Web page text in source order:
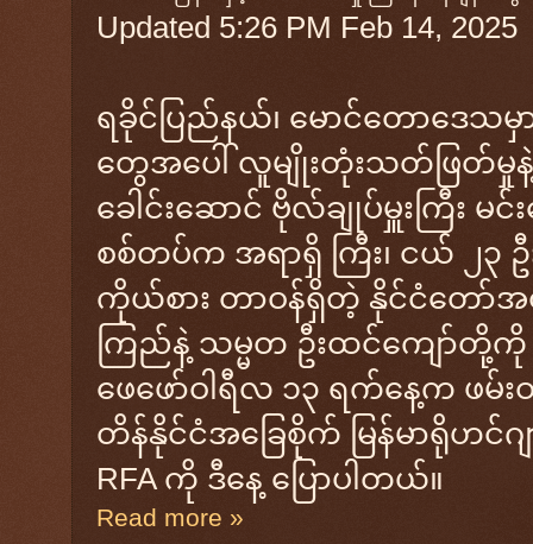
Updated 5:26 PM Feb 14, 2025
ရခိုင်ပြည်နယ်၊ မောင်တောဒေသမှ
တွေအပေါ် လူမျိုးတုံးသတ်ဖြတ်မှုနဲ့
ခေါင်းဆောင် ဗိုလ်ချုပ်မှူးကြီး မ
စစ်တပ်က အရာရှိ ကြီး၊ ငယ် ၂၃
ကိုယ်စား တာဝန်ရှိတဲ့ နိုင်ငံတော်အ
ကြည်နဲ့ သမ္မတ ဦးထင်ကျော်တို့ကို
ဖေဖော်ဝါရီလ ၁၃ ရက်နေ့က ဖမ်
တိန်နိုင်ငံအခြေစိုက် မြန်မာရိုဟင်
RFA ကို ဒီနေ့ ပြောပါတယ်။
Read more »